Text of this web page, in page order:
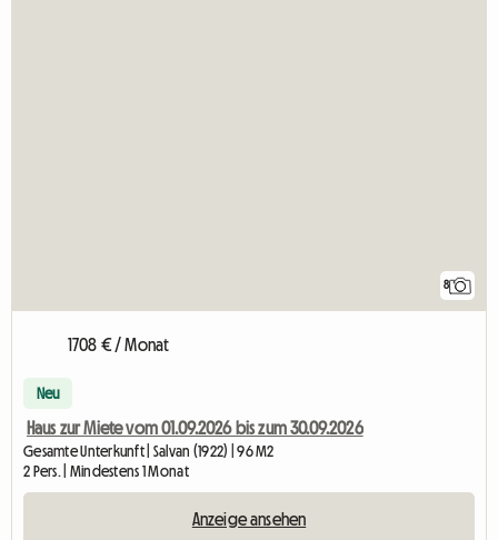
8
1708 € / Monat
Neu
Haus zur Miete vom 01.09.2026 bis zum 30.09.2026
Gesamte Unterkunft | Salvan (1922) | 96 M2
2 Pers. | Mindestens 1 Monat
Anzeige ansehen